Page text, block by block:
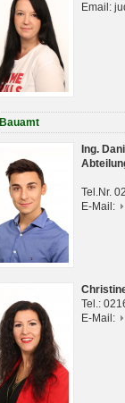
Email:
Bauamt
Ing.
Tel.Nr.
E-Mail:
Tel.:
E-Mail: